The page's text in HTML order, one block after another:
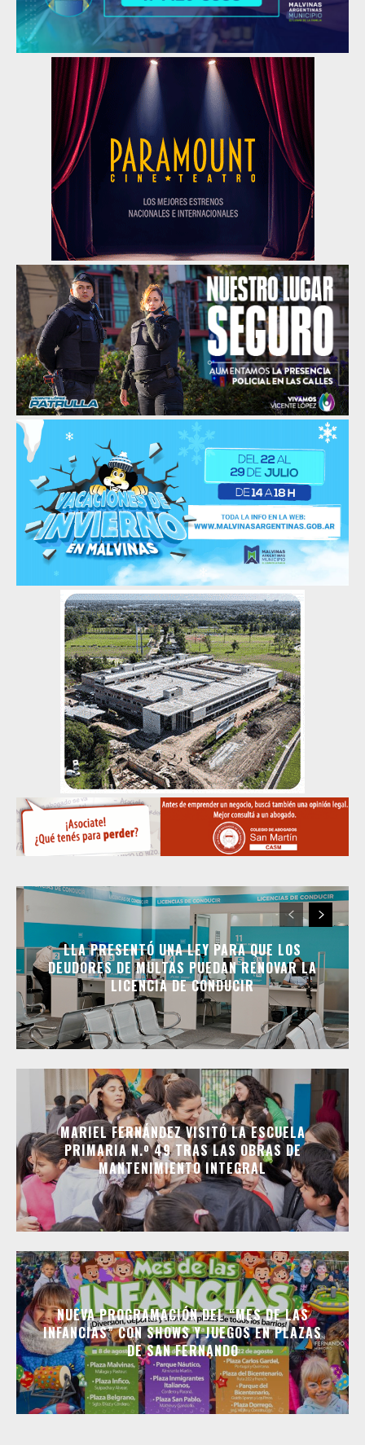
LLA PRESENTÓ UNA LEY PARA QUE LOS
DEUDORES DE MULTAS PUEDAN RENOVAR LA
LICENCIA DE CONDUCIR
MARIEL FERNÁNDEZ VISITÓ LA ESCUELA
PRIMARIA N.º 49 TRAS LAS OBRAS DE
MANTENIMIENTO INTEGRAL
NUEVA PROGRAMACIÓN DEL “MES DE LAS
INFANCIAS” CON SHOWS Y JUEGOS EN PLAZAS
DE SAN FERNANDO